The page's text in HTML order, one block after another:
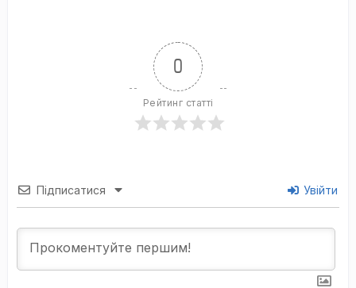
0
Рейтинг статті
Підписатися Увійти